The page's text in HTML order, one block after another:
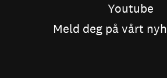
Youtube
Meld deg på vårt